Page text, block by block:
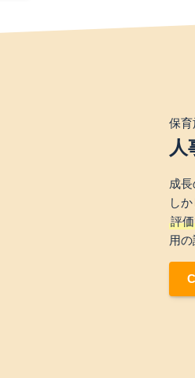
保育
人
成
し
評
用